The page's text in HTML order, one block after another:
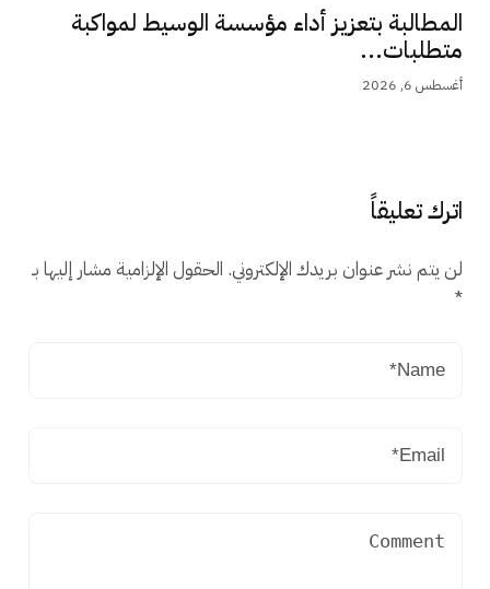
المطالبة بتعزيز أداء مؤسسة الوسيط لمواكبة
متطلبات...
أغسطس 6, 2026
اترك تعليقاً
لن يتم نشر عنوان بريدك الإلكتروني. الحقول الإلزامية مشار إليها بـ
*